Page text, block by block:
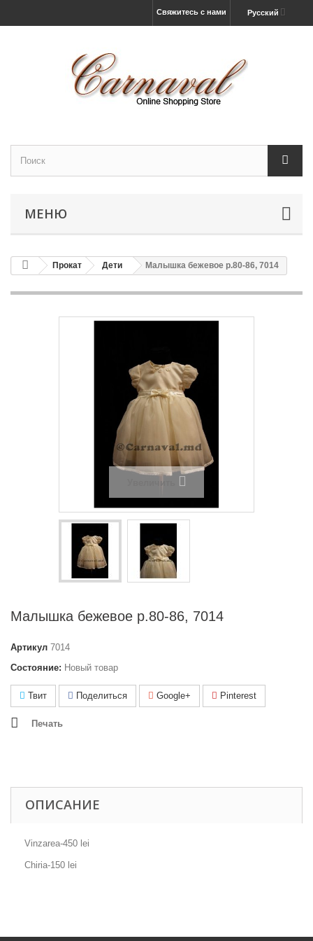
Русский
Свяжитесь с нами
МЕНЮ
Прокат Дети Малышка бежевое р.80-86, 7014
Увеличить
Малышка бежевое р.80-86, 7014
Артикул 7014
Состояние: Новый товар
Твит Поделиться Google+ Pinterest
Печать
ОПИСАНИЕ
Vinzarea-450 lei
Chiria-150 lei